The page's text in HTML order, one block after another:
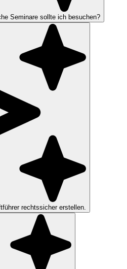
Seminare sollte ich besuchen?
rechtssicher erstellen.